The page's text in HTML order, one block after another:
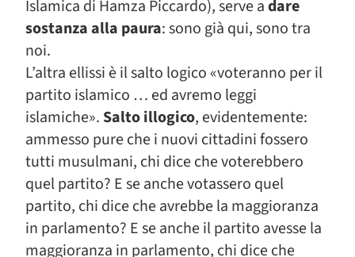
Islamica di Hamza Piccardo), serve adare
sostanza alla paura: sono già qui, sono tra
noi.
L’altra ellissi è il salto logico «voteranno per il
partito islamico … ed avremo leggi
islamiche». Salto illogico, evidentemente:
ammesso pure che i nuovi cittadini fossero
tutti musulmani, chi dice che voterebbero
quel partito? E se anche votassero quel
partito, chi dice che avrebbe la maggioranza
in parlamento? E se anche il partito avesse la
maggioranza in parlamento, chi dice che